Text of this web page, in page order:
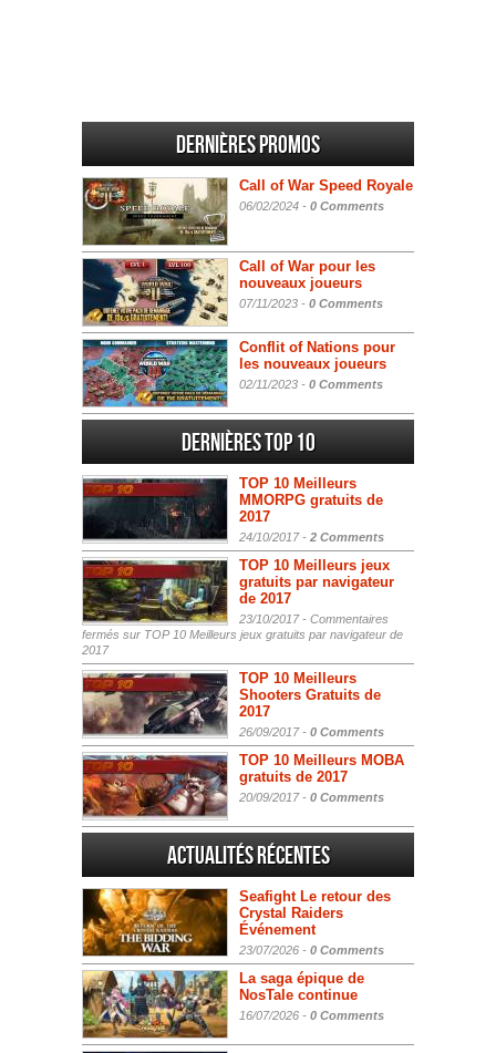
Dernières promos
Call of War Speed Royale
06/02/2024 - 0 Comments
Call of War pour les
nouveaux joueurs
07/11/2023 - 0 Comments
Conflit of Nations pour
les nouveaux joueurs
02/11/2023 - 0 Comments
Dernières Top 10
TOP 10 Meilleurs
MMORPG gratuits de
2017
24/10/2017 - 2 Comments
TOP 10 Meilleurs jeux
gratuits par navigateur
de 2017
23/10/2017 - Commentaires
fermés sur TOP 10 Meilleurs jeux gratuits par navigateur de
2017
TOP 10 Meilleurs
Shooters Gratuits de
2017
26/09/2017 - 0 Comments
TOP 10 Meilleurs MOBA
gratuits de 2017
20/09/2017 - 0 Comments
Actualités Récentes
Seafight Le retour des
Crystal Raiders
Événement
23/07/2026 - 0 Comments
La saga épique de
NosTale continue
16/07/2026 - 0 Comments